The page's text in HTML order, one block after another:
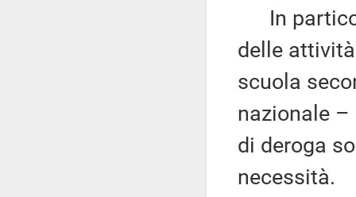
In
delle
scuola
nazionale
di deroga
necessità.